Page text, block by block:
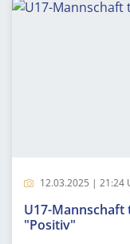
12.03.2025 | 21:24
U17-
"Positiv"